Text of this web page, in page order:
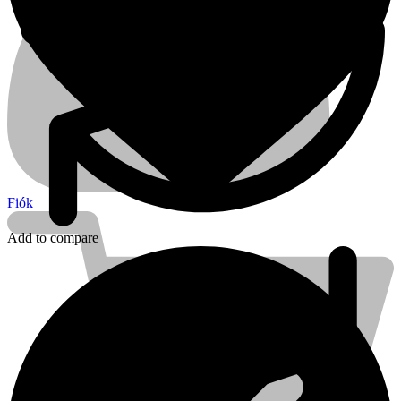
Fiók
Add to compare